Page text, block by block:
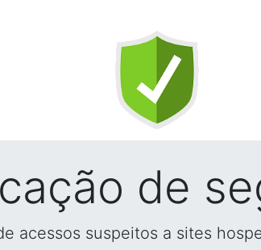
de
acessos suspeitos a sites